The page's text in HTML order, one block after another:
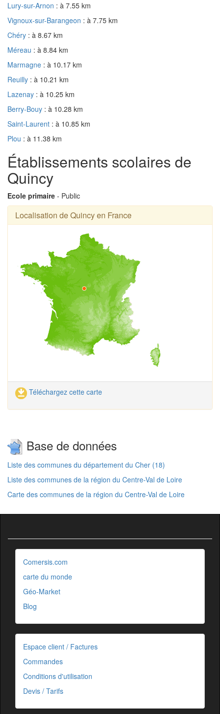
Lury-sur-Arnon : à 7.55 km
Vignoux-sur-Barangeon : à 7.75 km
Chéry : à 8.67 km
Méreau : à 8.84 km
Marmagne : à 10.17 km
Reuilly : à 10.21 km
Lazenay : à 10.25 km
Berry-Bouy : à 10.28 km
Saint-Laurent : à 10.85 km
Plou : à 11.38 km
Établissements scolaires de
Quincy
Ecole primaire - Public
Localisation de Quincy en France
Téléchargez cette carte
Base de données
Liste des communes du département du Cher (18)
Liste des communes de la région du Centre-Val de Loire
Carte des communes de la région du Centre-Val de Loire
Comersis.com
carte du monde
Géo-Market
Blog
Espace client / Factures
Commandes
Conditions d'utilisation
Devis / Tarifs